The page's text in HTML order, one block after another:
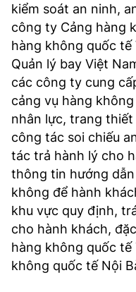
kiểm soát an ninh,
công ty Cảng hàng
hàng không quốc
Quản lý bay Việt
các công ty cung
cảng vụ hàng
nhân lực, trang
công tác soi chiếu
tác trả hành lý cho
thông tin hướng
không để hành
khu vực quy định,
cho hành khách,
hàng không quốc tế
không quốc tế Nội